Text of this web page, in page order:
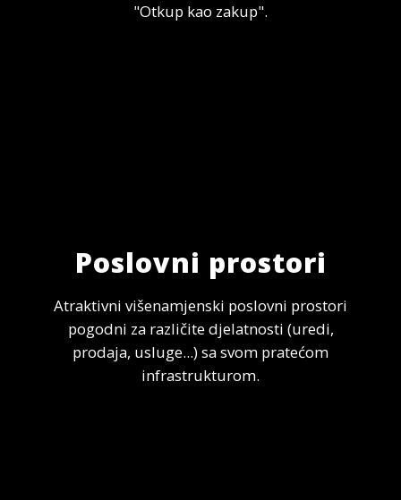
"Otkup kao zakup".
Poslovni prostori
Atraktivni višenamjenski poslovni prostori
pogodni za različite djelatnosti (uredi,
prodaja, usluge...) sa svom pratećom
infrastrukturom.